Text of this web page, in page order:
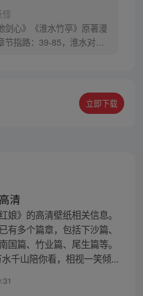
怪
剑心》《淮水竹亭》原著漫
节指路：39-85，淮水对应
立即下载
清
娘》的高清壁纸相关信息。
有多个篇章，包括下沙篇、
国篇、竹业篇、尾生篇等。
千山陪你看，相视一笑倾...